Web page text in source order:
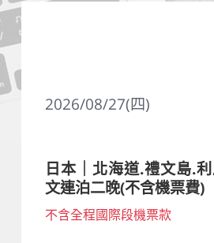
2026/08/27(四)
日本｜北海道.禮文島.
文連泊二晚(不含機票費)
不含全程國際段機票款